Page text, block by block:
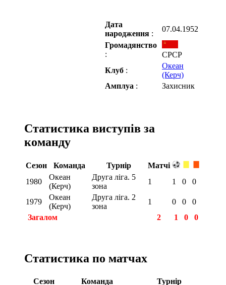
Дата
народження :
07.04.1952
Громадянство
:
СРСР
Клуб :
Океан
(Керч)
Амплуа : Захисник
Статистика виступів за
команду
Сезон Команда Турнір
Матчі
1980
Океан
(Керч)
Друга ліга. 5
зона
1 1 0 0
1979
Океан
(Керч)
Друга ліга. 2
зона
1 0 0
0
Загалом
2 1 0 0
Статистика по матчах
Сезон Команда
Турнір